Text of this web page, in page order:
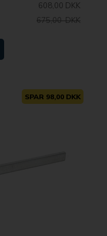
608,00 DKK
675,00 DKK
SPAR 98,00 DKK